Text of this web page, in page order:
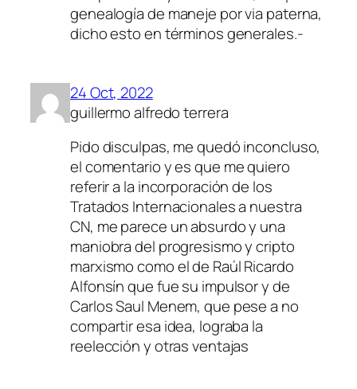
genealogía de maneje por via paterna,
dicho esto en términos generales.-
24 Oct, 2022
guillermo alfredo terrera
Pido disculpas, me quedó inconcluso,
el comentario y es que me quiero
referir a la incorporación de los
Tratados Internacionales a nuestra
CN, me parece un absurdo y una
maniobra del progresismo y cripto
marxismo como el de Raúl Ricardo
Alfonsín que fue su impulsor y de
Carlos Saul Menem, que pese a no
compartir esa idea, lograba la
reelección y otras ventajas